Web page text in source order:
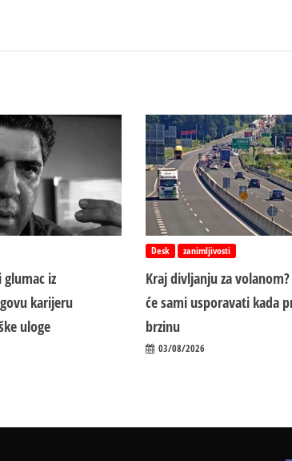
iz
karijeru
uloge
Desk zanimljivosti
Kraj divljanju za
će sami usporavati kada
brzinu
03/08/2026